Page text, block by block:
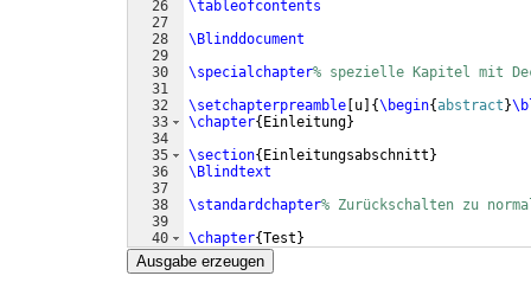
26
27
28
29
30
31
32
33
34
35
36
37
38
39
40
41
\tableofcontents
\Blinddocument
\specialchapter% spezielle Kapitel mit
\setchapterpreamble [u] {\begin{abstract}
\chapter{Einleitung}
\section{Einleitungsabschnitt}
\Blindtext
\standardchapter% Zurückschalten zu
\chapter{Test}
\Blindtext
Ausgabe erzeugen